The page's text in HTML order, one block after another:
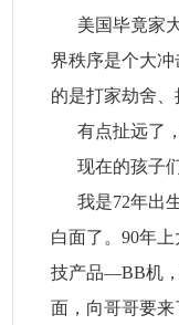
美国毕竟家大
界秩序是个大
的是打家劫舍、
有点扯远了，
现在的孩子们
我是72年出生
白面了。90年
技产品—BB机，
面，向哥哥要